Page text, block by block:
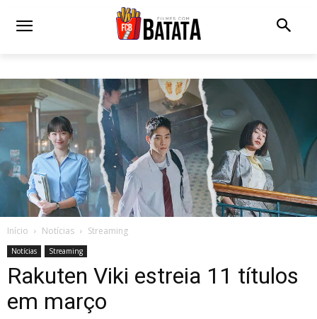
Início Notícias Streaming
Notícias Streaming
Rakuten Viki estreia 11 títulos
em março